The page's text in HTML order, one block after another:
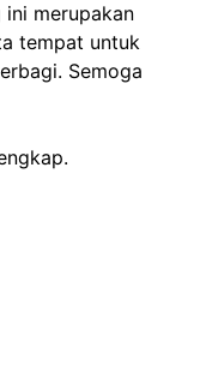
merupakan
tempat untuk
Semoga